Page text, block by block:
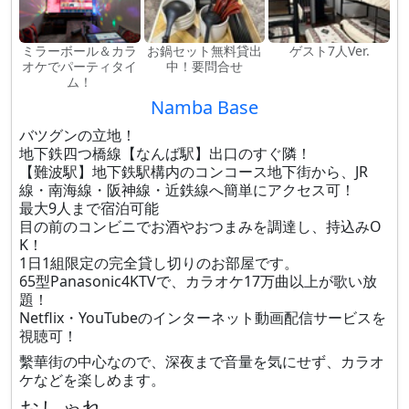
ミラーボール＆カラ
オケでパーティタイ
ム！
お鍋セット無料貸出
中！要問合せ
ゲスト7人Ver.
Namba Base
バツグンの立地！
地下鉄四つ橋線【なんば駅】出口のすぐ隣！
【難波駅】地下鉄駅構内のコンコース地下街から、JR
線・南海線・阪神線・近鉄線へ簡単にアクセス可！
最大9人まで宿泊可能
目の前のコンビニでお酒やおつまみを調達し、持込みO
K！
1日1組限定の完全貸し切りのお部屋です。
65型Panasonic4KTVで、カラオケ17万曲以上が歌い放
題！
Netflix・YouTubeのインターネット動画配信サービスを
視聴可！
繫華街の中心なので、深夜まで音量を気にせず、カラオ
ケなどを楽しめます。